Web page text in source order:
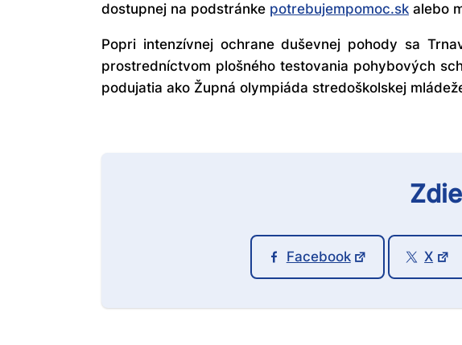
dostupnej na podstránke potrebujempomoc.sk alebo
Popri intenzívnej ochrane duševnej pohody sa
prostredníctvom plošného testovania pohybových
podujatia ako Župná olympiáda stredoškolskej
Facebook X